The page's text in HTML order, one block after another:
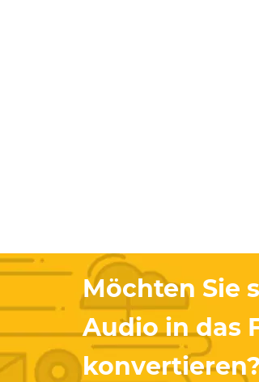
Möchten Sie
Audio in das
konvertieren?